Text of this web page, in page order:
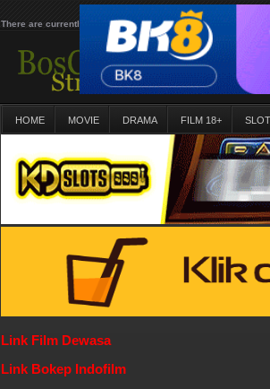
There are currently 25616 movies on our website
HOME MOVIE DRAMA FILM 18+
Link Film Dewasa
Link Bokep Indofilm